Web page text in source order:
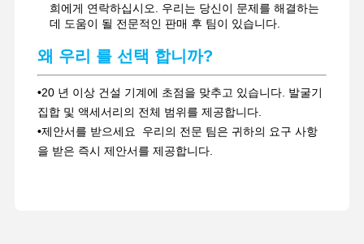
희에게 연락하십시오. 우리는 당신이 문제를 해결하는
데 도움이 될 전문적인 판매 후 팀이 있습니다.
왜 우리 를 선택 합니까?
•20 년 이상 건설 기계에 초점을 맞추고 있습니다. 발굴기
집합 및 액세서리의 전체 범위를 제공합니다.
•제안서를 받으세요 ️ 우리의 전문 팀은 귀하의 요구 사항
을 받은 즉시 제안서를 제공합니다.